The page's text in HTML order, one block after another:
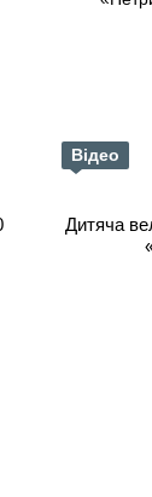
Відео
Дитяча